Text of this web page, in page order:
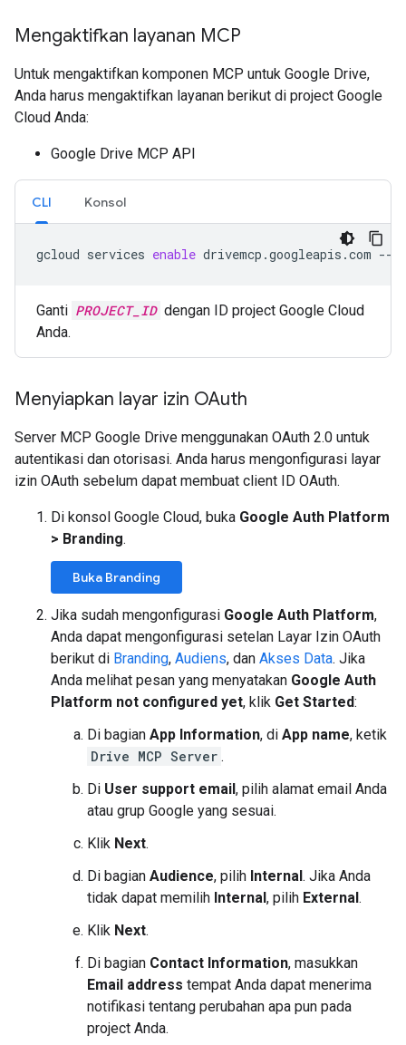
Mengaktifkan layanan MCP
Untuk mengaktifkan komponen MCP untuk Google Drive,
Anda harus mengaktifkan layanan berikut di project Google
Cloud Anda:
Google Drive MCP API
CLI Konsol
gcloud services enable drivemcp.googleapis.com --
Ganti PROJECT_ID dengan ID project Google Cloud
Anda.
Menyiapkan layar izin OAuth
Server MCP Google Drive menggunakan OAuth 2.0 untuk
autentikasi dan otorisasi. Anda harus mengonfigurasi layar
izin OAuth sebelum dapat membuat client ID OAuth.
Di konsol Google Cloud, buka Google Auth Platform
> Branding.
Buka Branding
Jika sudah mengonfigurasi Google Auth Platform,
Anda dapat mengonfigurasi setelan Layar Izin OAuth
berikut di Branding, Audiens, dan Akses Data. Jika
Anda melihat pesan yang menyatakan Google Auth
Platform not configured yet, klik Get Started:
Di bagian App Information, di App name, ketik
Drive MCP Server .
Di User support email, pilih alamat email Anda
atau grup Google yang sesuai.
Klik Next.
Di bagian Audience, pilih Internal. Jika Anda
tidak dapat memilih Internal, pilih External.
Klik Next.
Di bagian Contact Information, masukkan
Email address tempat Anda dapat menerima
notifikasi tentang perubahan apa pun pada
project Anda.